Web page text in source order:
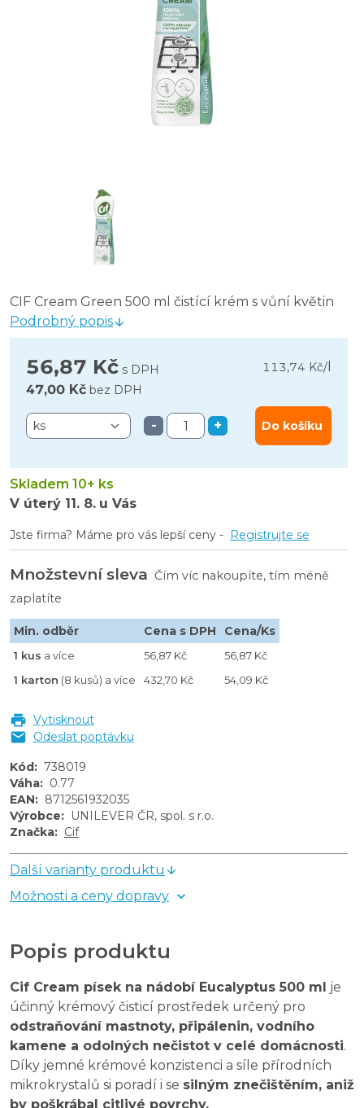
CIF Cream Green 500 ml čistící krém s vůní květin
Podrobný popis
56,87 Kč s DPH 113,74 Kč/
47,00 Kč bez DPH
- + Do košíku
Skladem 10+ ks
V úterý 11. 8. u Vás
Jste firma? Máme pro vás lepší ceny - Registrujte se
Množstevní sleva Čím víc nakoupíte, tím méně
zaplatíte
Min. odběr Cena s DPH Cena/Ks
1 kus a více 56,87 Kč
56,87 Kč
1 karton (8 kusů) a více 432,70 Kč 54,09 Kč
Vytisknout
Odeslat poptávku
Kód: 738019
Váha: 0.77
EAN: 8712561932035
Výrobce: UNILEVER ČR, spol. s r.o.
Značka: Cif
Další varianty produktu
Možnosti a ceny dopravy
Popis produktu
Cif Cream písek na nádobí Eucalyptus 500 ml je
účinný krémový čisticí prostředek určený pro
odstraňování mastnoty, připálenin, vodního
kamene a odolných nečistot v celé domácnosti.
Díky jemné krémové konzistenci a síle přírodních
mikrokrystalů si poradí i se silným znečištěním, aniž
by poškrábal citlivé povrchy.